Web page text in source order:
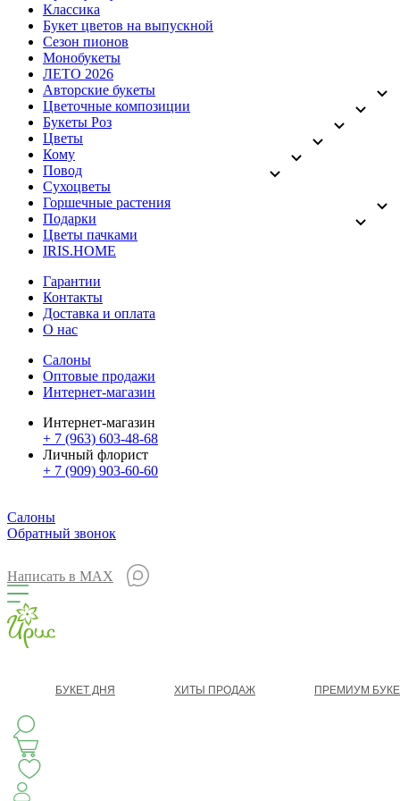
Классика
Букет цветов на выпускной
Сезон пионов
Монобукеты
ЛЕТО 2026
Авторские букеты
Цветочные композиции
Букеты Роз
Цветы
Кому
Повод
Сухоцветы
Горшечные растения
Подарки
Цветы пачками
IRIS.HOME
Гарантии
Контакты
Доставка и оплата
О нас
Салоны
Оптовые продажи
Интернет-магазин
Интернет-магазин
+ 7 (963) 603-48-68
Личный флорист
+ 7 (909) 903-60-60
Салоны
Обратный звонок
Написать в MAX
БУКЕТ ДНЯ ХИТЫ ПРОДАЖ ПРЕМИУМ